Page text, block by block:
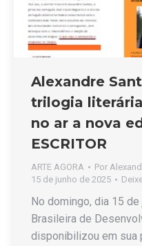
Alexandre
trilogia
no ar a nova
ESCRITOR
ARTE AGORA Por
15 de junho de 2025
No domingo, dia 15
Brasileira de
disponibilizou em sua